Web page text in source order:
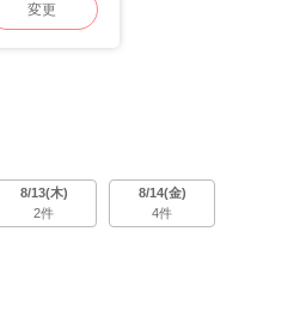
変更
8/13(木)
2件
8/14(金)
4件